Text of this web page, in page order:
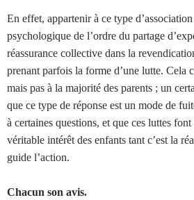
En effet, appartenir à ce type
psychologique de l’ordre du partage
réassurance collective dans la
prenant parfois la forme d’une lutte. Cela
mais pas à la majorité des parents ; un
que ce type de réponse est un mode de
à certaines questions, et que ces luttes
véritable intérêt des enfants tant c’est la
guide l’action.
Chacun son avis.